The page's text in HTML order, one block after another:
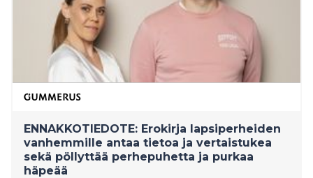
ENNAKKOTIEDOTE: Erokirja lapsiperheiden
vanhemmille antaa tietoa ja vertaistukea
sekä pöllyttää perhepuhetta ja purkaa
häpeää